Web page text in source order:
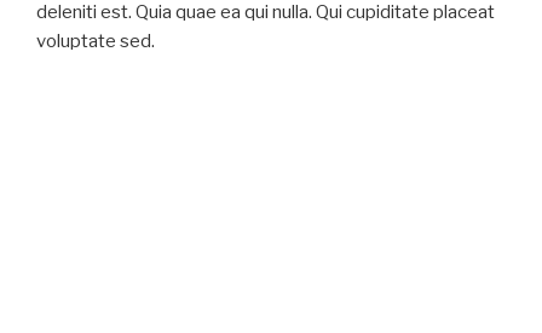
deleniti est. Quia quae ea qui nulla. Qui cupiditate placeat
voluptate sed.